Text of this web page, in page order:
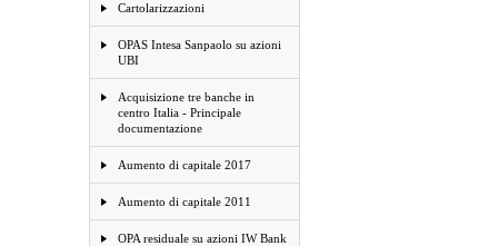
Cartolarizzazioni
OPAS Intesa Sanpaolo su azioni
UBI
Acquisizione tre banche in
centro Italia - Principale
documentazione
Aumento di capitale 2017
Aumento di capitale 2011
OPA residuale su azioni IW Bank